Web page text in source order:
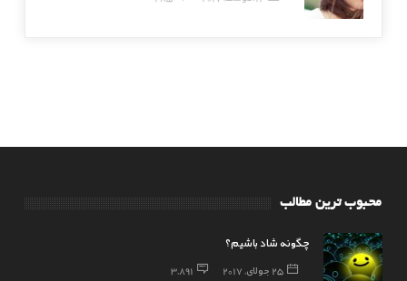
محبوب ترین مطالب
چگونه شاد باشیم؟
25 جولای, 2017 3,891